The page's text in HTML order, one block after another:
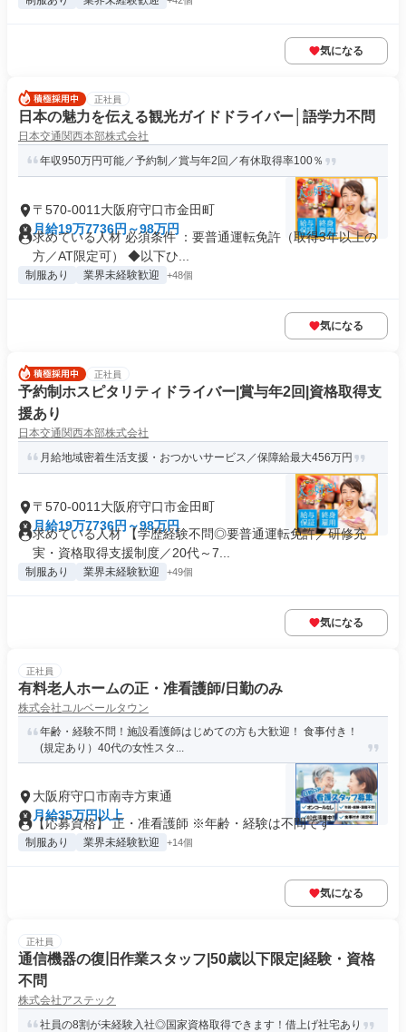
気になる
正社員
日本の魅力を伝える観光ガイドドライバー│語学力不問
日本交通関西本部株式会社
年収950万円可能／予約制／賞与年2回／有休取得率100％
〒570-0011大阪府守口市金田町
月給19万7736円～98万円
求めている人材 必須条件 ：要普通運転免許（取得3年以上の
方／AT限定可） ◆以下ひ...
制服あり 業界未経験歓迎 +48個
気になる
正社員
予約制ホスピタリティドライバー|賞与年2回|資格取得支
援あり
日本交通関西本部株式会社
月給地域密着生活支援・おつかいサービス／保障給最大456万円
〒570-0011大阪府守口市金田町
月給19万7736円～98万円
求めている人材 【学歴経験不問◎要普通運転免許／研修充
実・資格取得支援制度／20代～7...
制服あり 業界未経験歓迎 +49個
気になる
正社員
有料老人ホームの正・准看護師/日勤のみ
株式会社ユルベールタウン
年齢・経験不問！施設看護師はじめての方も大歓迎！ 食事付き！
(規定あり）40代の女性スタ...
大阪府守口市南寺方東通
月給35万円以上
【応募資格】 正・准看護師 ※年齢・経験は不問です
制服あり 業界未経験歓迎 +14個
気になる
正社員
通信機器の復旧作業スタッフ|50歳以下限定|経験・資格
不問
株式会社アステック
社員の8割が未経験入社◎国家資格取得できます！借上げ社宅あり